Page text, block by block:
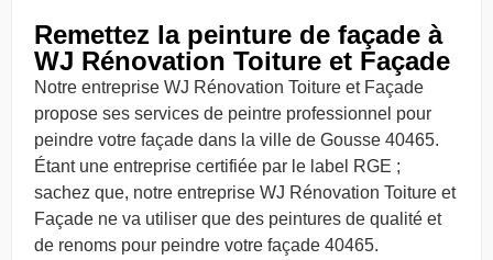
Remettez la peinture de façade à
WJ Rénovation Toiture et Façade
Notre entreprise WJ Rénovation Toiture et Façade
propose ses services de peintre professionnel pour
peindre votre façade dans la ville de Gousse 40465.
Étant une entreprise certifiée par le label RGE ;
sachez que, notre entreprise WJ Rénovation Toiture et
Façade ne va utiliser que des peintures de qualité et
de renoms pour peindre votre façade 40465.